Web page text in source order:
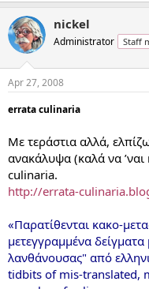
nickel
Administrator Staff
Apr 27, 2008
errata culinaria
Με τεράστια αλλά,
ανακάλυψα (καλά να ’ναι
culinaria.
http://errata-
«Παρατίθενται κακο-
μετεγγραμμένα
λανθάνουσας" από
tidbits of mis-translated,